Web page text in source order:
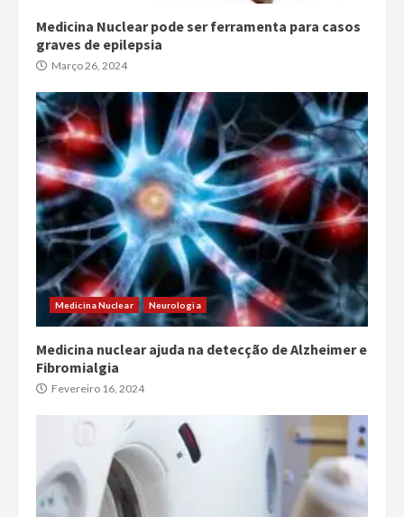
Medicina Nuclear pode ser ferramenta para casos
graves de epilepsia
Março 26, 2024
Medicina Nuclear Neurologia
Medicina nuclear ajuda na detecção de Alzheimer e
Fibromialgia
Fevereiro 16, 2024